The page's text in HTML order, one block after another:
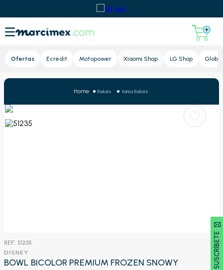
Ofertas Ecredit Motopower Xiaomi Shop LG Shop Global
SUSCRÍBETE 🖂
Bebés Varios Bebés
: 51235
DISNEY
BOWL BICOLOR PREMIUM FROZEN SNOWY